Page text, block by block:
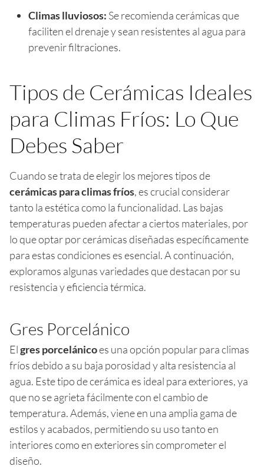
Climas lluviosos: Se recomienda cerámicas que
faciliten el drenaje y sean resistentes al agua para
prevenir filtraciones.
Tipos de Cerámicas Ideales
para Climas Fríos: Lo Que
Debes Saber
Cuando se trata de elegir los mejores tipos de
cerámicas para climas fríos, es crucial considerar
tanto la estética como la funcionalidad. Las bajas
temperaturas pueden afectar a ciertos materiales, por
lo que optar por cerámicas diseñadas específicamente
para estas condiciones es esencial. A continuación,
exploramos algunas variedades que destacan por su
resistencia y eficiencia térmica.
Gres Porcelánico
Elgres porcelánicoes una opción popular para climas
fríos debido a su baja porosidad y alta resistencia al
agua. Este tipo de cerámica es ideal para exteriores, ya
que no se agrieta fácilmente con el cambio de
temperatura. Además, viene en una amplia gama de
estilos y acabados, permitiendo su uso tanto en
interiores como en exteriores sin comprometer el
diseño.